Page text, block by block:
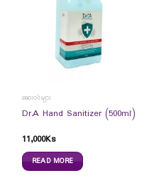
ဆေးဝါးများ
Dr.A Hand Sanitizer (500ml)
11,000Ks
READ MORE